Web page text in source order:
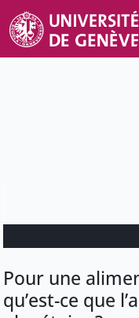
Pour une
qu’est-ce que